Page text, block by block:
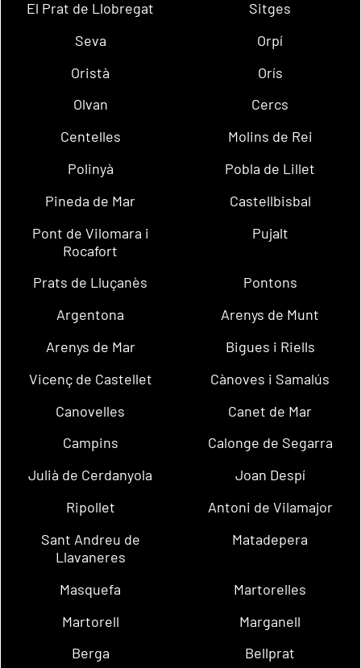
El Prat de Llobregat
Sitges
Seva
Orpí
Oristà
Orís
Olvan
Cercs
Centelles
Molins de Rei
Polinyà
Pobla de Lillet
Pineda de Mar
Castellbisbal
Pont de Vilomara i
Rocafort
Pujalt
Prats de Lluçanès
Pontons
Argentona
Arenys de Munt
Arenys de Mar
Bigues i Riells
Vicenç de Castellet
Cànoves i Samalús
Canovelles
Canet de Mar
Campins
Calonge de Segarra
Julià de Cerdanyola
Joan Despí
Ripollet
Antoni de Vilamajor
Sant Andreu de
Llavaneres
Matadepera
Masquefa
Martorelles
Martorell
Marganell
Berga
Bellprat